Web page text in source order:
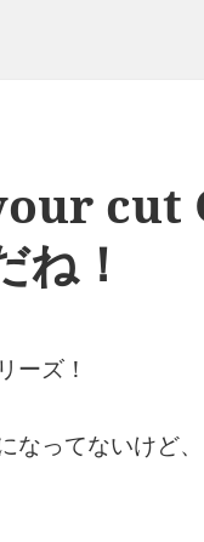
cut
ね！
ーズ！
なってないけど